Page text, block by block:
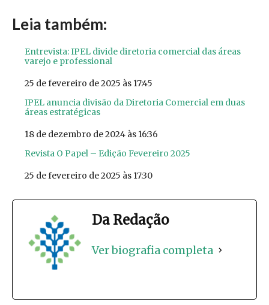
Leia também:
Entrevista: IPEL divide diretoria comercial das áreas
varejo e professional
Data
25 de fevereiro de 2025 às 17:45
IPEL anuncia divisão da Diretoria Comercial em duas
áreas estratégicas
Data
18 de dezembro de 2024 às 16:36
Revista O Papel – Edição Fevereiro 2025
Data
25 de fevereiro de 2025 às 17:30
Da Redação
Ver biografia completa